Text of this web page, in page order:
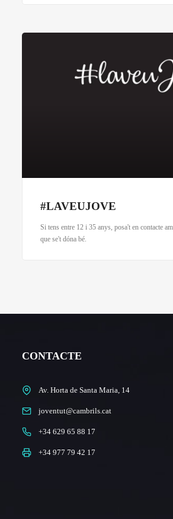
#LAVEUJOVE
Si tens entre 12 i 35 anys, posa't en contacte
que se't dóna bé.
CONTACTE
Av. Horta de Santa Maria, 14
joventut@cambrils.cat
+34 629 65 88 17
+34 977 79 42 17